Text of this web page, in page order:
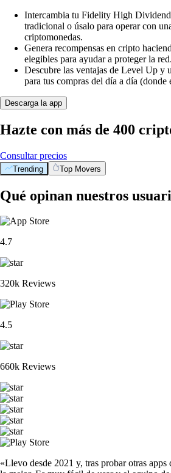
Intercambia tu Fidelity High
tradicional o úsalo para operar con
criptomonedas.
Genera recompensas en cripto
elegibles para ayudar a proteger la red.
Descubre las ventajas de Level Up y
para tus compras del día a día (donde
Descarga la app
Hazte con más de 400
Consultar precios
Trending Top Movers
Qué opinan nuestros
4.7
320k Reviews
4.5
660k Reviews
«Llevo desde 2021 y, tras probar otras apps